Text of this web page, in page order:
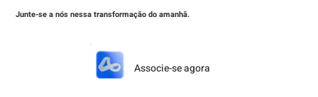
Junte-se a nós nessa transformação do amanhã.
Associe-se agora